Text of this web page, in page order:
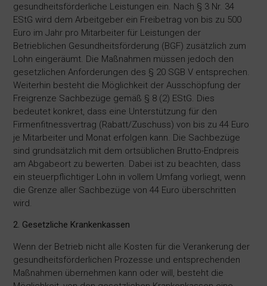
gesundheitsförderliche Leistungen ein. Nach § 3 Nr. 34
EStG wird dem Arbeitgeber ein Freibetrag von bis zu 500
Euro im Jahr pro Mitarbeiter für Leistungen der
Betrieblichen Gesundheitsförderung (BGF) zusätzlich zum
Lohn eingeräumt. Die Maßnahmen müssen jedoch den
gesetzlichen Anforderungen des § 20 SGB V entsprechen.
Weiterhin besteht die Möglichkeit der Ausschöpfung der
Freigrenze Sachbezüge gemäß § 8 (2) EStG. Dies
bedeutet konkret, dass eine Unterstützung für den
Firmenfitnessvertrag (Rabatt/Zuschuss) von bis zu 44 Euro
je Mitarbeiter und Monat erfolgen kann. Die Sachbezüge
sind grundsätzlich mit dem ortsüblichen Brutto-Endpreis
am Abgabeort zu bewerten. Dabei ist zu beachten, dass
ein steuerpflichtiger Lohn in vollem Umfang vorliegt, wenn
die Grenze aller Sachbezüge von 44 Euro überschritten
wird.
2. Gesetzliche Krankenkassen
Wenn der Betrieb nicht alle Kosten für die Verankerung der
gesundheitsförderlichen Prozesse und entsprechenden
Maßnahmen übernehmen kann oder will, besteht die